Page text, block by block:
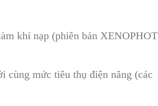
khí nạp (phiên bản XENOPHOT
cùng mức tiêu thụ điện năng (các